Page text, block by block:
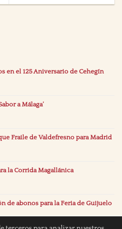
en el 125 Aniversario de Cehegín
a Málaga’
Fraile de Valdefresno para Madrid
la Corrida Magallánica
de abonos para la Feria de Guijuelo